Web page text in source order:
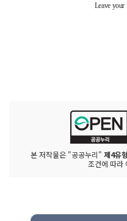
본 저작물은 "공공누리" 제4유
조건에 따라